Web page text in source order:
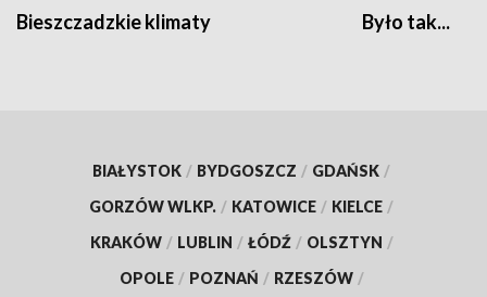
Bieszczadzkie klimaty Było tak...
BIAŁYSTOK / BYDGOSZCZ / GDAŃSK /
GORZÓW WLKP. / KATOWICE / KIELCE /
KRAKÓW / LUBLIN / ŁÓDŹ / OLSZTYN /
OPOLE / POZNAŃ / RZESZÓW /